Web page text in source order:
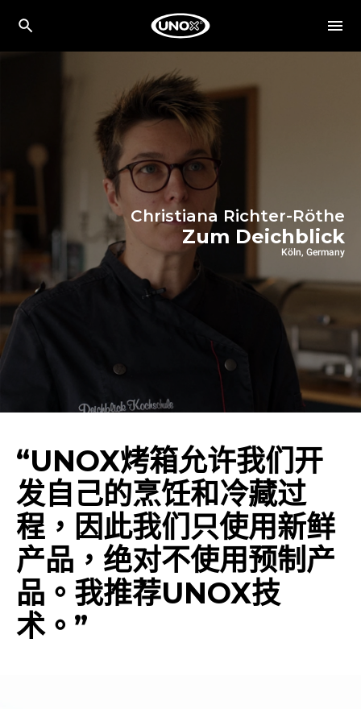
Christiana Richter-Röthe
Zum Deichblick
Köln, Germany
“UNOX烤箱允许我们开
发自己的烹饪和冷藏过
程，因此我们只使用新鲜
产品，绝对不使用预制产
品。我推荐UNOX技
术。”